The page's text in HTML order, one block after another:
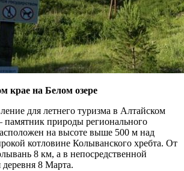
крае на Белом озере
для летнего туризма в Алтайском
памятник природы регионального
на высоте выше 500 м над
котловине Колыванского хребта. От
8 км, а в непосредственной
деревня 8 Марта.